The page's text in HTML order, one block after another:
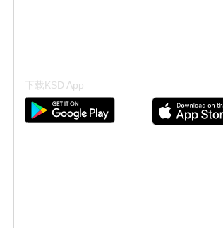
下载KSD App